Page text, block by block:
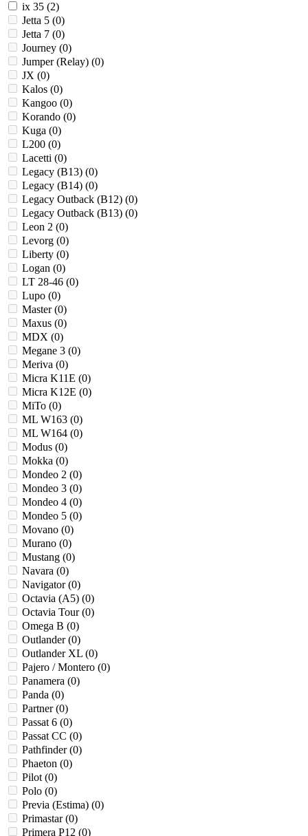
ix 35 (2)
Jetta 5 (0)
Jetta 7 (0)
Journey (0)
Jumper (Relay) (0)
JX (0)
Kalos (0)
Kangoo (0)
Korando (0)
Kuga (0)
L200 (0)
Lacetti (0)
Legacy (B13) (0)
Legacy (B14) (0)
Legacy Outback (B12) (0)
Legacy Outback (B13) (0)
Leon 2 (0)
Levorg (0)
Liberty (0)
Logan (0)
LT 28-46 (0)
Lupo (0)
Master (0)
Maxus (0)
MDX (0)
Megane 3 (0)
Meriva (0)
Micra K11E (0)
Micra K12E (0)
MiTo (0)
ML W163 (0)
ML W164 (0)
Modus (0)
Mokka (0)
Mondeo 2 (0)
Mondeo 3 (0)
Mondeo 4 (0)
Mondeo 5 (0)
Movano (0)
Murano (0)
Mustang (0)
Navara (0)
Navigator (0)
Octavia (A5) (0)
Octavia Tour (0)
Omega B (0)
Outlander (0)
Outlander XL (0)
Pajero / Montero (0)
Panamera (0)
Panda (0)
Partner (0)
Passat 6 (0)
Passat CC (0)
Pathfinder (0)
Phaeton (0)
Pilot (0)
Polo (0)
Previa (Estima) (0)
Primastar (0)
Primera P12 (0)